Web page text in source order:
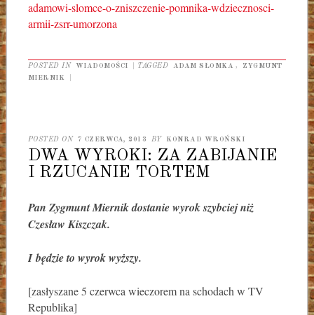
adamowi-slomce-o-zniszczenie-pomnika-wdziecznosci-
armii-zsrr-umorzona
POSTED IN WIADOMOŚCI TAGGED ADAM SŁOMKA ,
ZYGMUNT
MIERNIK
POSTED ON 7 CZERWCA, 2013 BY KONRAD WROŃSKI
DWA WYROKI: ZA ZABIJANIE
I RZUCANIE TORTEM
Pan Zygmunt Miernik dostanie wyrok szybciej niż
Czesław Kiszczak.
I będzie to wyrok wyższy.
[zasłyszane 5 czerwca wieczorem na schodach w TV
Republika]